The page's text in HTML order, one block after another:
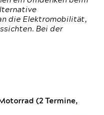
die Elektromobilität,
Bei der
(2 Termine,